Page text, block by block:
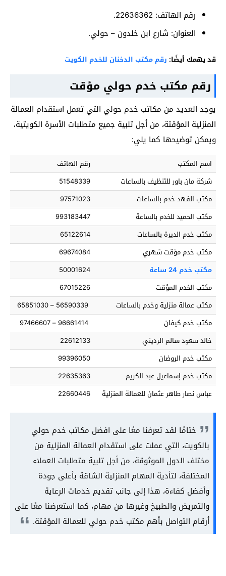
رقم الهاتف: 22636362.
العنوان: شارع ابن خلدون – حولي.
قد يهمك أيضًا: رقم مكتب الدخنان للخدم الكويت
رقم مكتب خدم حولي مؤقت
يوجد العديد من مكاتب خدم حولي التي تعمل استقدام العمالة
المنزلية المؤقتة، من أجل تلبية جميع متطلبات الأسرة الكويتية،
ويمكن توضيحها كما يلي:
اسم المكتب
رقم الهاتف
شركة مان باور للتنظيف بالساعات
51548339
مكتب الفهد خدم بالساعات
97571023
مكتب الحميد للخدم بالساعة
993183447
مكتب خدم الديرة بالساعات
65122614
مكتب خدم مؤقت شهري
69674084
مكتب خدم 24 ساعة
50001624
مكتب الخدم المؤقت
67015226
مكتب عمالة منزلية وخدم بالساعات
مكتب خدم كيفان
خالد سعود سالم الرديني
22612133
مكتب خدم الروضان
99396050
مكتب خدم إسماعيل عبد الكريم
22635363
عباس نصار طاهر عثمان للعمالة المنزلية
22660446
ختامًا لقد تعرفنا معًا على افضل مكاتب خدم حولي
بالكويت، التي عملت على استقدام العمالة المنزلية من
مختلف الدول الموثوقة، من أجل تلبية متطلبات العملاء
المختلفة، لتأدية المهام المنزلية الشاقة بأعلى جودة
وأفضل كفاءة، هذا إلى جانب تقديم خدمات الرعاية
والتمريض والطبيخ وغيرها من مهام، كما استعرضنا معًا على
أرقام التواصل بأهم مكتب خدم حولي للعمالة المؤقتة.